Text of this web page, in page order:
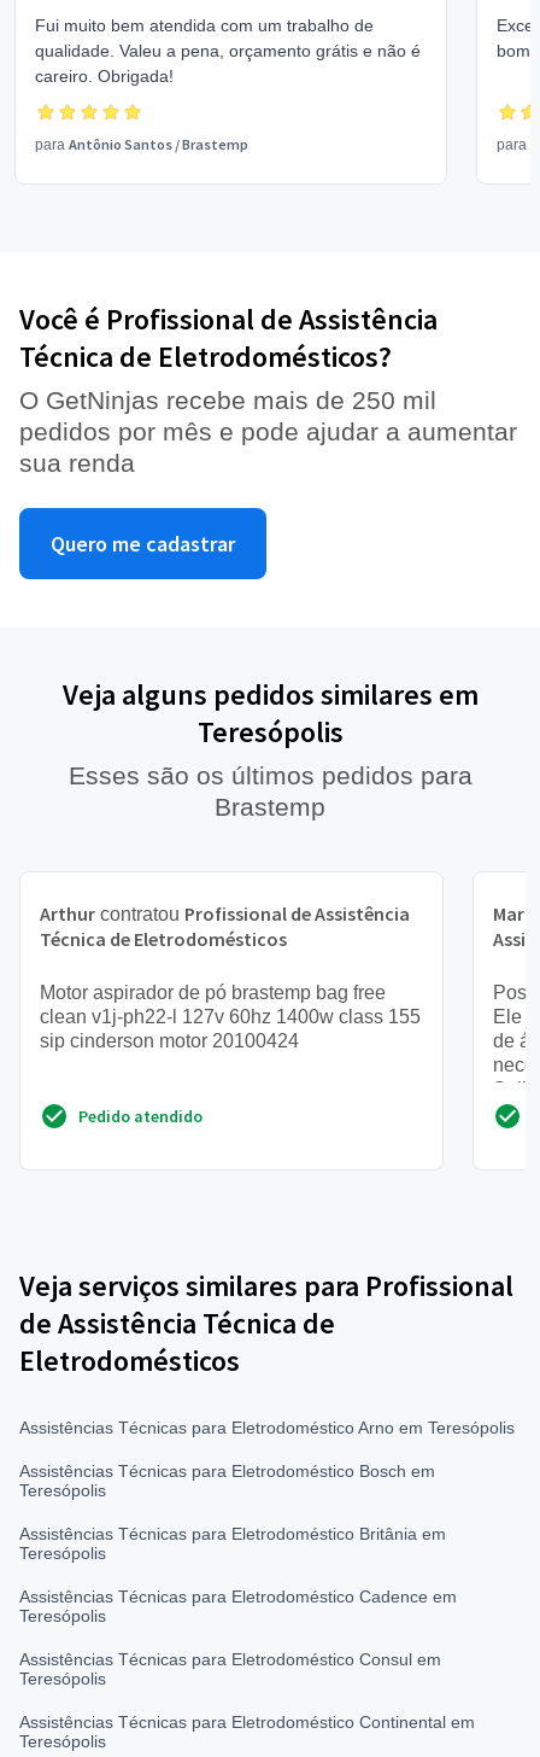
Fui muito bem atendida com um trabalho de
qualidade. Valeu a pena, orçamento grátis e não é
careiro. Obrigada!
para Antônio Santos /Brastemp
bom
para
Você é Profissional de Assistência
Técnica de Eletrodomésticos?
O GetNinjas recebe mais de 250 mil
pedidos por mês e pode ajudar a aumentar
sua renda
Quero me cadastrar
Veja alguns pedidos similares em
Teresópolis
Esses são os últimos pedidos para
Brastemp
Arthur contratou Profissional de Assistência
Técnica de Eletrodomésticos
Motor aspirador de pó brastemp bag free
clean v1j-ph22-l 127v 60hz 1400w class 155
sip cinderson motor 20100424
Pedido atendido
Ele
de
Veja serviços similares para Profissional
de Assistência Técnica de
Eletrodomésticos
Assistências Técnicas para Eletrodoméstico Arno em Teresópolis
Assistências Técnicas para Eletrodoméstico Bosch em
Teresópolis
Assistências Técnicas para Eletrodoméstico Britânia em
Teresópolis
Assistências Técnicas para Eletrodoméstico Cadence em
Teresópolis
Assistências Técnicas para Eletrodoméstico Consul em
Teresópolis
Assistências Técnicas para Eletrodoméstico Continental em
Teresópolis